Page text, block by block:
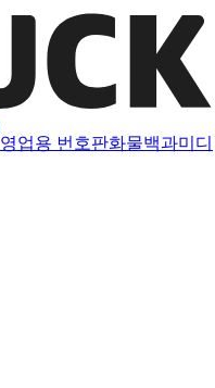
영업용 번호판화물백과미디